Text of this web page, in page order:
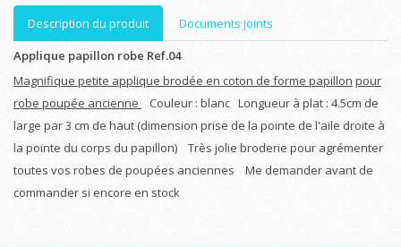
Description du produit
Documents joints
Applique papillon robe Ref.04
Magnifique petite applique brodée en coton de forme papillon pour
robe poupée ancienne
Couleur : blanc Longueur à plat : 4.5cm de
large par 3 cm de haut (dimension prise de la pointe de l'aile droite à
la pointe du corps du papillon) Très jolie broderie pour agrémenter
toutes vos robes de poupées anciennes Me demander avant de
commander si encore en stock